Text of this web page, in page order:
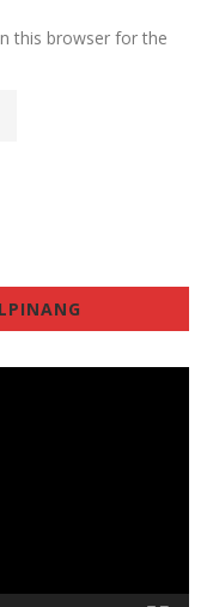
this browser for the